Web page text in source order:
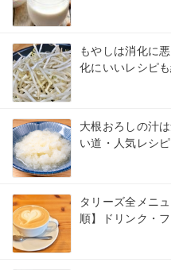
もやしは消化に
化にいいレシピも
大根おろしの汁
い道・人気レシピ
タリーズ全メニ
順】ドリンク・